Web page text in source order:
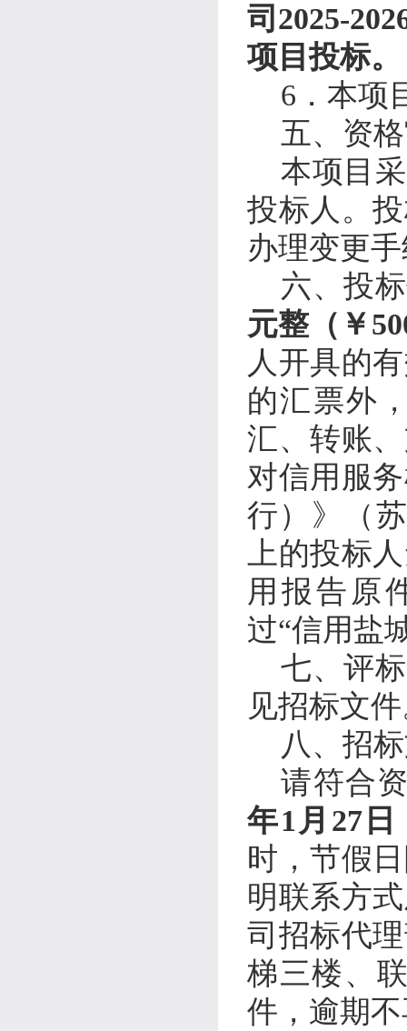
司 2025-
项目投标。
6 ．本项
五、 资
本项目
投标人。
办理变更
六、投
元整（￥50
人开具的
的汇票外
汇、转账
对信用服
行）》（
上的投标
用报告原
过“信用盐
七、评
见招标文
八、招
请符合
年1 月 27日
时，节假
明联系方
司 招标代
梯三楼、
件，逾期